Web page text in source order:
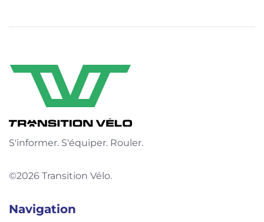
S'informer. S'équiper. Rouler.
©2026 Transition Vélo.
Navigation